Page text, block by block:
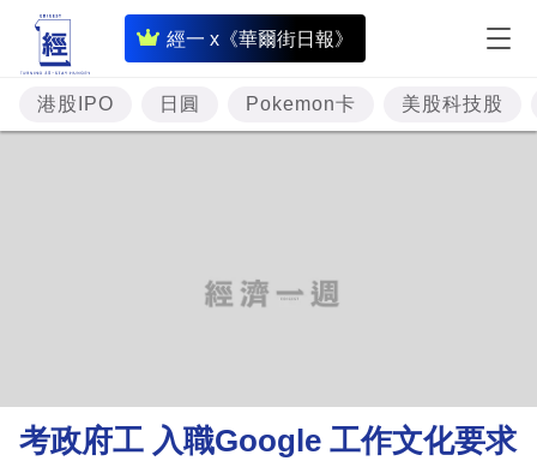
經一 x《華爾街日報》
即
時
財
經
理
財
港股IPO 日圓 Pokemon卡 美股科技股
考政府工 入職Google 工作文化要求